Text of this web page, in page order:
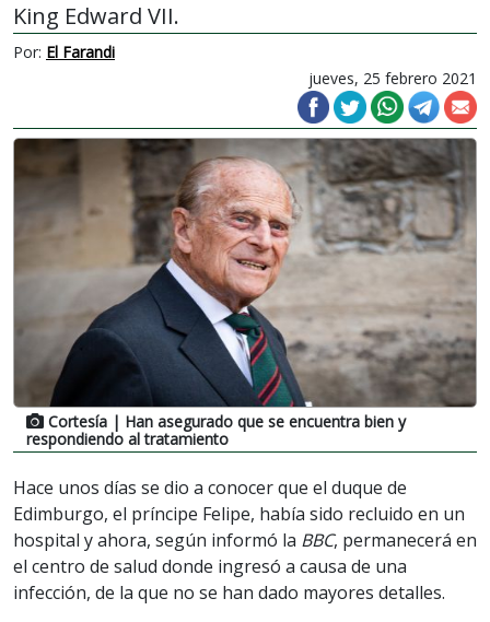
King Edward VII.
Por: El Farandi
jueves, 25 febrero 2021
Cortesía | Han asegurado que se encuentra bien y
respondiendo al tratamiento
Hace unos días se dio a conocer que el duque de
Edimburgo, el príncipe Felipe, había sido recluido en un
hospital y ahora, según informó la BBC, permanecerá en
el centro de salud donde ingresó a causa de una
infección, de la que no se han dado mayores detalles.